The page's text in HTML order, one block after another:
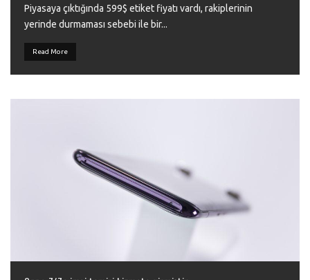
Piyasaya çıktığında 599$ etiket fiyatı vardı, rakiplerinin
yerinde durmaması sebebi ile bir...
Read More